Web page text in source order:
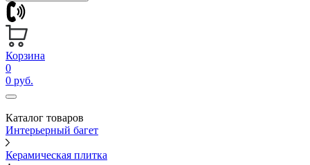
Корзина
0
0 руб.
Каталог товаров
Интерьерный багет
Керамическая плитка